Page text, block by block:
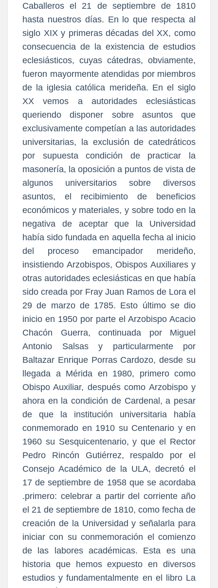
Caballeros el 21 de septiembre de 1810
hasta nuestros días. En lo que respecta al
siglo XIX y primeras décadas del XX, como
consecuencia de la existencia de estudios
eclesiásticos, cuyas cátedras, obviamente,
fueron mayormente atendidas por miembros
de la iglesia católica merideña. En el siglo
XX vemos a autoridades eclesiásticas
queriendo disponer sobre asuntos que
exclusivamente competían a las autoridades
universitarias, la exclusión de catedráticos
por supuesta condición de practicar la
masonería, la oposición a puntos de vista de
algunos universitarios sobre diversos
asuntos, el recibimiento de beneficios
económicos y materiales, y sobre todo en la
negativa de aceptar que la Universidad
había sido fundada en aquella fecha al inicio
del proceso emancipador merideño,
insistiendo Arzobispos, Obispos Auxiliares y
otras autoridades eclesiásticas en que había
sido creada por Fray Juan Ramos de Lora el
29 de marzo de 1785. Esto último se dio
inicio en 1950 por parte el Arzobispo Acacio
Chacón Guerra, continuada por Miguel
Antonio Salsas y particularmente por
Baltazar Enrique Porras Cardozo, desde su
llegada a Mérida en 1980, primero como
Obispo Auxiliar, después como Arzobispo y
ahora en la condición de Cardenal, a pesar
de que la institución universitaria había
conmemorado en 1910 su Centenario y en
1960 su Sesquicentenario, y que el Rector
Pedro Rincón Gutiérrez, respaldo por el
Consejo Académico de la ULA, decretó el
17 de septiembre de 1958 que se acordaba
.primero: celebrar a partir del corriente año
el 21 de septiembre de 1810, como fecha de
creación de la Universidad y señalarla para
iniciar con su conmemoración el comienzo
de las labores académicas. Esta es una
historia que hemos expuesto en diversos
estudios y fundamentalmente en el libro La